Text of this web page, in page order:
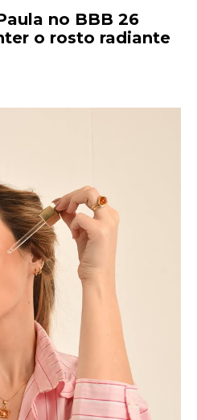
no BBB 26
o rosto radiante